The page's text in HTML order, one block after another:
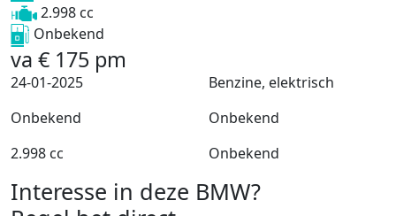
2.998 cc
Onbekend
va € 175 pm
24-01-2025
Benzine, elektrisch
Onbekend
Onbekend
2.998 cc
Onbekend
Interesse in deze BMW?